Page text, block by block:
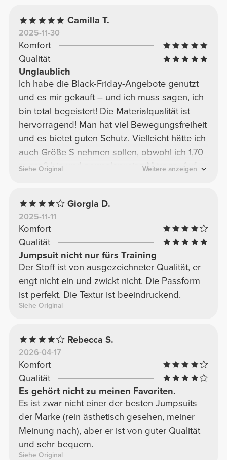
werden würde, aber überhaupt nicht. Der Stoff
von Prozis ist immer erstklassig, daher ist er
super warm, ohne sich schwer anzufühlen. Er
ist einfach perfekt!
Camilla T.
2025-11-30
Komfort
Qualität
Unglaublich
Ich habe die Black-Friday-Angebote genutzt
und es mir gekauft – und ich muss sagen, ich
bin total begeistert! Die Materialqualität ist
hervorragend! Man hat viel Bewegungsfreiheit
und es bietet guten Schutz. Vielleicht hätte ich
auch Größe S nehmen sollen, obwohl ich 1,70
m groß bin und normalerweise M trage. Auf
Siehe Original Weitere anzeigen
Giorgia D.
2025-11-11
Komfort
Qualität
Jumpsuit nicht nur fürs Training
Der Stoff ist von ausgezeichneter Qualität, er
engt nicht ein und zwickt nicht. Die Passform
ist perfekt. Die Textur ist beeindruckend.
Siehe Original
Rebecca S.
2026-04-17
Komfort
Qualität
Es gehört nicht zu meinen Favoriten.
Es ist zwar nicht einer der besten Jumpsuits
der Marke (rein ästhetisch gesehen, meiner
Meinung nach), aber er ist von guter Qualität
und sehr bequem.
Siehe Original